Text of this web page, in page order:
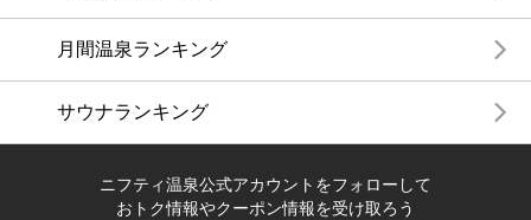
月間温泉ランキング
サウナランキング
ニフティ温泉公式アカウントをフォローして
おトク情報やクーポン情報を受け取ろう